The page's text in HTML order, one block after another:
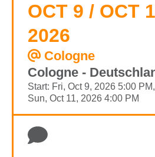
OCT 9 / OCT
2026
Cologne
Cologne -
Start: Fri, Oct 9, 2026 5:00
Sun, Oct 11, 2026 4:00 PM